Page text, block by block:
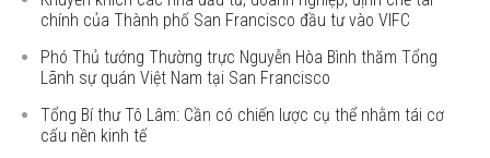
chính của Thành phố San Francisco đầu tư vào VIFC
Phó Thủ tướng Thường trực Nguyễn Hòa Bình thăm Tổng
Lãnh sự quán Việt Nam tại San Francisco
Tổng Bí thư Tô Lâm: Cần có chiến lược cụ thể nhằm tái cơ
cấu nền kinh tế